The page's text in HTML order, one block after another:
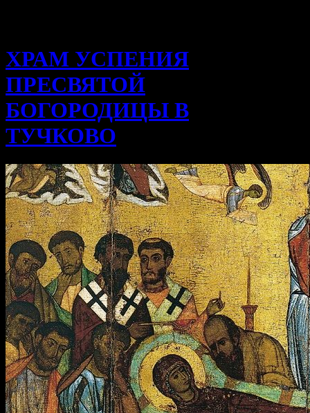
ХРАМ УСПЕНИЯ
ПРЕСВЯТОЙ
БОГОРОДИЦЫ В
ТУЧКОВО